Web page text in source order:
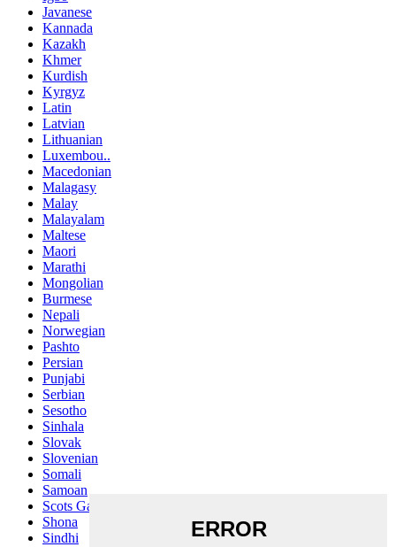
Javanese
Kannada
Kazakh
Khmer
Kurdish
Kyrgyz
Latin
Latvian
Lithuanian
Luxembou..
Macedonian
Malagasy
Malay
Malayalam
Maltese
Maori
Marathi
Mongolian
Burmese
Nepali
Norwegian
Pashto
Persian
Punjabi
Serbian
Sesotho
Sinhala
Slovak
Slovenian
Somali
Samoan
Scots Gaelic
Shona
Sindhi